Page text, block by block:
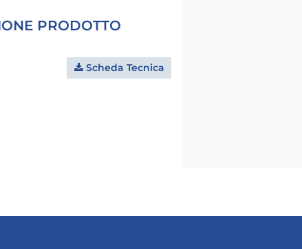
PRODOTTO
Scheda Tecnica